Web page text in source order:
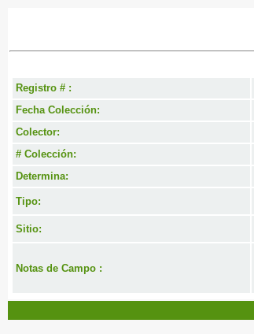
Registro # :
Fecha Colección:
Colector:
# Colección:
Determina:
Tipo:
Sitio:
Notas de Campo :